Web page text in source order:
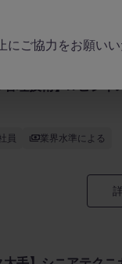
理技術】ITビジネ
員 業界水準による
ご協力をお願いい